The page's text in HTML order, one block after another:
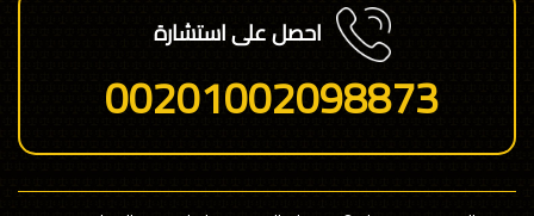
احصل على استشارة
00201002098873